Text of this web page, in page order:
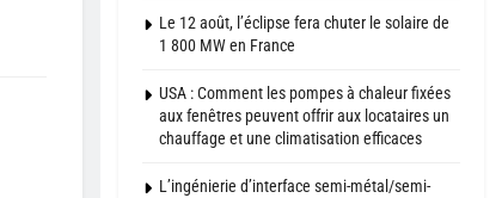
Le 12 août, l’éclipse fera chuter le solaire de
1 800 MW en France
USA : Comment les pompes à chaleur fixées
aux fenêtres peuvent offrir aux locataires un
chauffage et une climatisation efficaces
L’ingénierie d’interface semi-métal/semi-